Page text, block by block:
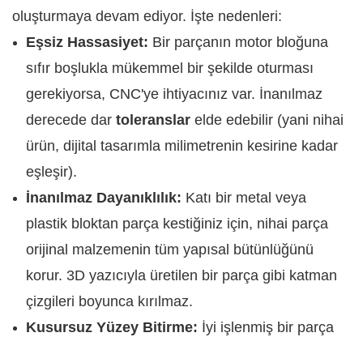
oluşturmaya devam ediyor. İşte nedenleri:
Eşsiz Hassasiyet: Bir parçanın motor bloğuna
sıfır boşlukla mükemmel bir şekilde oturması
gerekiyorsa, CNC'ye ihtiyacınız var. İnanılmaz
derecede dar toleranslarelde edebilir (yani nihai
ürün, dijital tasarımla milimetrenin kesirine kadar
eşleşir).
İnanılmaz Dayanıklılık: Katı bir metal veya
plastik bloktan parça kestiğiniz için, nihai parça
orijinal malzemenin tüm yapısal bütünlüğünü
korur. 3D yazıcıyla üretilen bir parça gibi katman
çizgileri boyunca kırılmaz.
Kusursuz Yüzey Bitirme: İyi işlenmiş bir parça